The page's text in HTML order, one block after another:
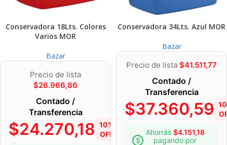
Conservadora 18Lts. Colores
Varios MOR
Bazar
Precio de lista
$26.966,86
Contado /
Transferencia
$24.270,18 10%
OFF
Conservadora 34Lts. Azul MOR
Bazar
Precio de lista $41.511,77
Contado /
Transferencia
$37.360,59
Ahorrás $4.151,18
pagando por